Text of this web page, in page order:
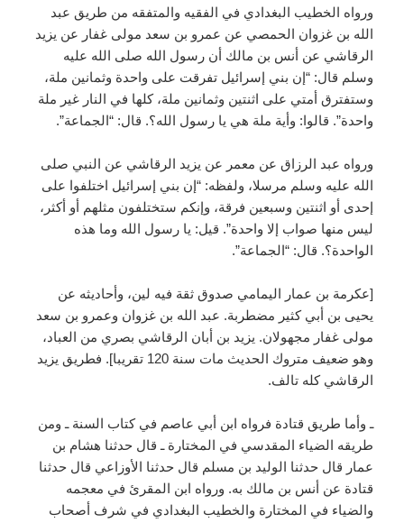
ورواه الخطيب البغدادي في الفقيه والمتفقه من طريق عبد
الله بن غزوان الحمصي عن عمرو بن سعد مولى غفار عن يزيد
الرقاشي عن أنس بن مالك أن رسول الله صلى الله عليه
وسلم قال: “إن بني إسرائيل تفرقت على واحدة وثمانين ملة،
وستفترق أمتي على اثنتين وثمانين ملة، كلها في النار غير ملة
واحدة”. قالوا: وأية ملة هي يا رسول الله؟. قال: “الجماعة”.
ورواه عبد الرزاق عن معمر عن يزيد الرقاشي عن النبي صلى
الله عليه وسلم مرسلا، ولفظه: “إن بني إسرائيل اختلفوا على
إحدى أو اثنتين وسبعين فرقة، وإنكم ستختلفون مثلهم أو أكثر،
ليس منها صواب إلا واحدة”. قيل: يا رسول الله وما هذه
الواحدة؟. قال: “الجماعة”.
[عكرمة بن عمار اليمامي صدوق ثقة فيه لين، وأحاديثه عن
يحيى بن أبي كثير مضطربة. عبد الله بن غزوان وعمرو بن سعد
مولى غفار مجهولان. يزيد بن أبان الرقاشي بصري من العباد،
وهو ضعيف متروك الحديث مات سنة 120 تقريبا]. فطريق يزيد
الرقاشي كله تالف.
ـ وأما طريق قتادة فرواه ابن أبي عاصم في كتاب السنة ـ ومن
طريقه الضياء المقدسي في المختارة ـ قال حدثنا هشام بن
عمار قال حدثنا الوليد بن مسلم قال حدثنا الأوزاعي قال حدثنا
قتادة عن أنس بن مالك به. ورواه ابن المقرئ في معجمه
والضياء في المختارة والخطيب البغدادي في شرف أصحاب